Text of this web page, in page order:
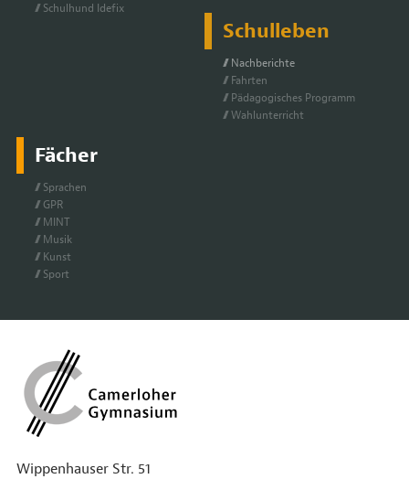
Schul­hund Ide­fix
Schulleben
Nach­be­rich­te
Fahr­ten
Päd­ago­gi­sches Pro­gramm
Wahl­un­ter­richt
Fächer
Spra­chen
GPR
MINT
Mu­sik
Kunst
Sport
Wippenhauser Str. 51